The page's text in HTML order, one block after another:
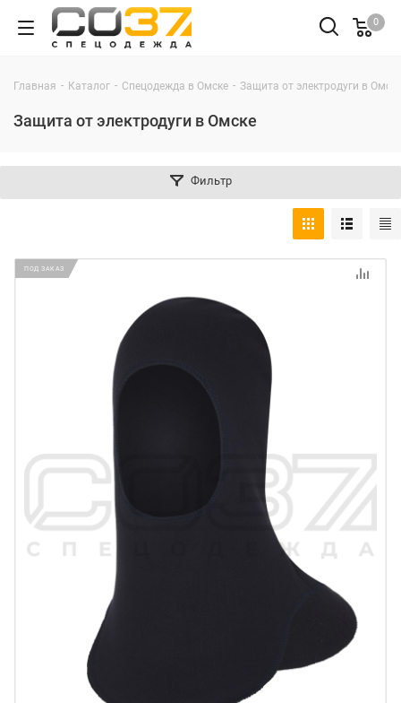
0
Главная - Каталог - Спецодежда в Омске - Защита от электродуги в Омске
Защита от электродуги в Омске
Фильтр
ПОД ЗАКАЗ